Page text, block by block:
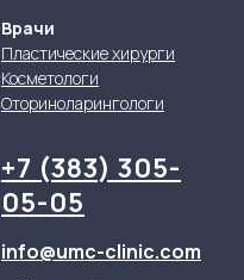
Врачи
Пластические хирурги
Косметологи
Оториноларингологи
+7 (383) 305-
05-05
info@umc-clinic.com